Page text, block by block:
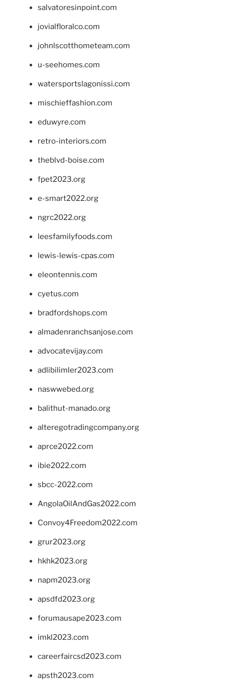
salvatoresinpoint.com
jovialfloralco.com
johnlscotthometeam.com
u-seehomes.com
watersportslagonissi.com
mischieffashion.com
eduwyre.com
retro-interiors.com
theblvd-boise.com
fpet2023.org
e-smart2022.org
ngrc2022.org
leesfamilyfoods.com
lewis-lewis-cpas.com
eleontennis.com
cyetus.com
bradfordshops.com
almadenranchsanjose.com
advocatevijay.com
adlibilimler2023.com
naswwebed.org
balithut-manado.org
alteregotradingcompany.org
aprce2022.com
ibie2022.com
sbcc-2022.com
AngolaOilAndGas2022.com
Convoy4Freedom2022.com
grur2023.org
hkhk2023.org
napm2023.org
apsdfd2023.org
forumausape2023.com
imkl2023.com
careerfaircsd2023.com
apsth2023.com